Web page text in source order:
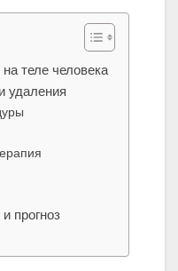
теле человека
удаления
прогноз